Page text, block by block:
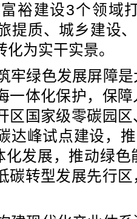
裕建设3个领域
提质、城乡建设
为实干实景。
牢绿色发展屏障
一体化保护，保
区国家级零碳园
达峰试点建设，
化发展，推动绿
碳转型发展先行